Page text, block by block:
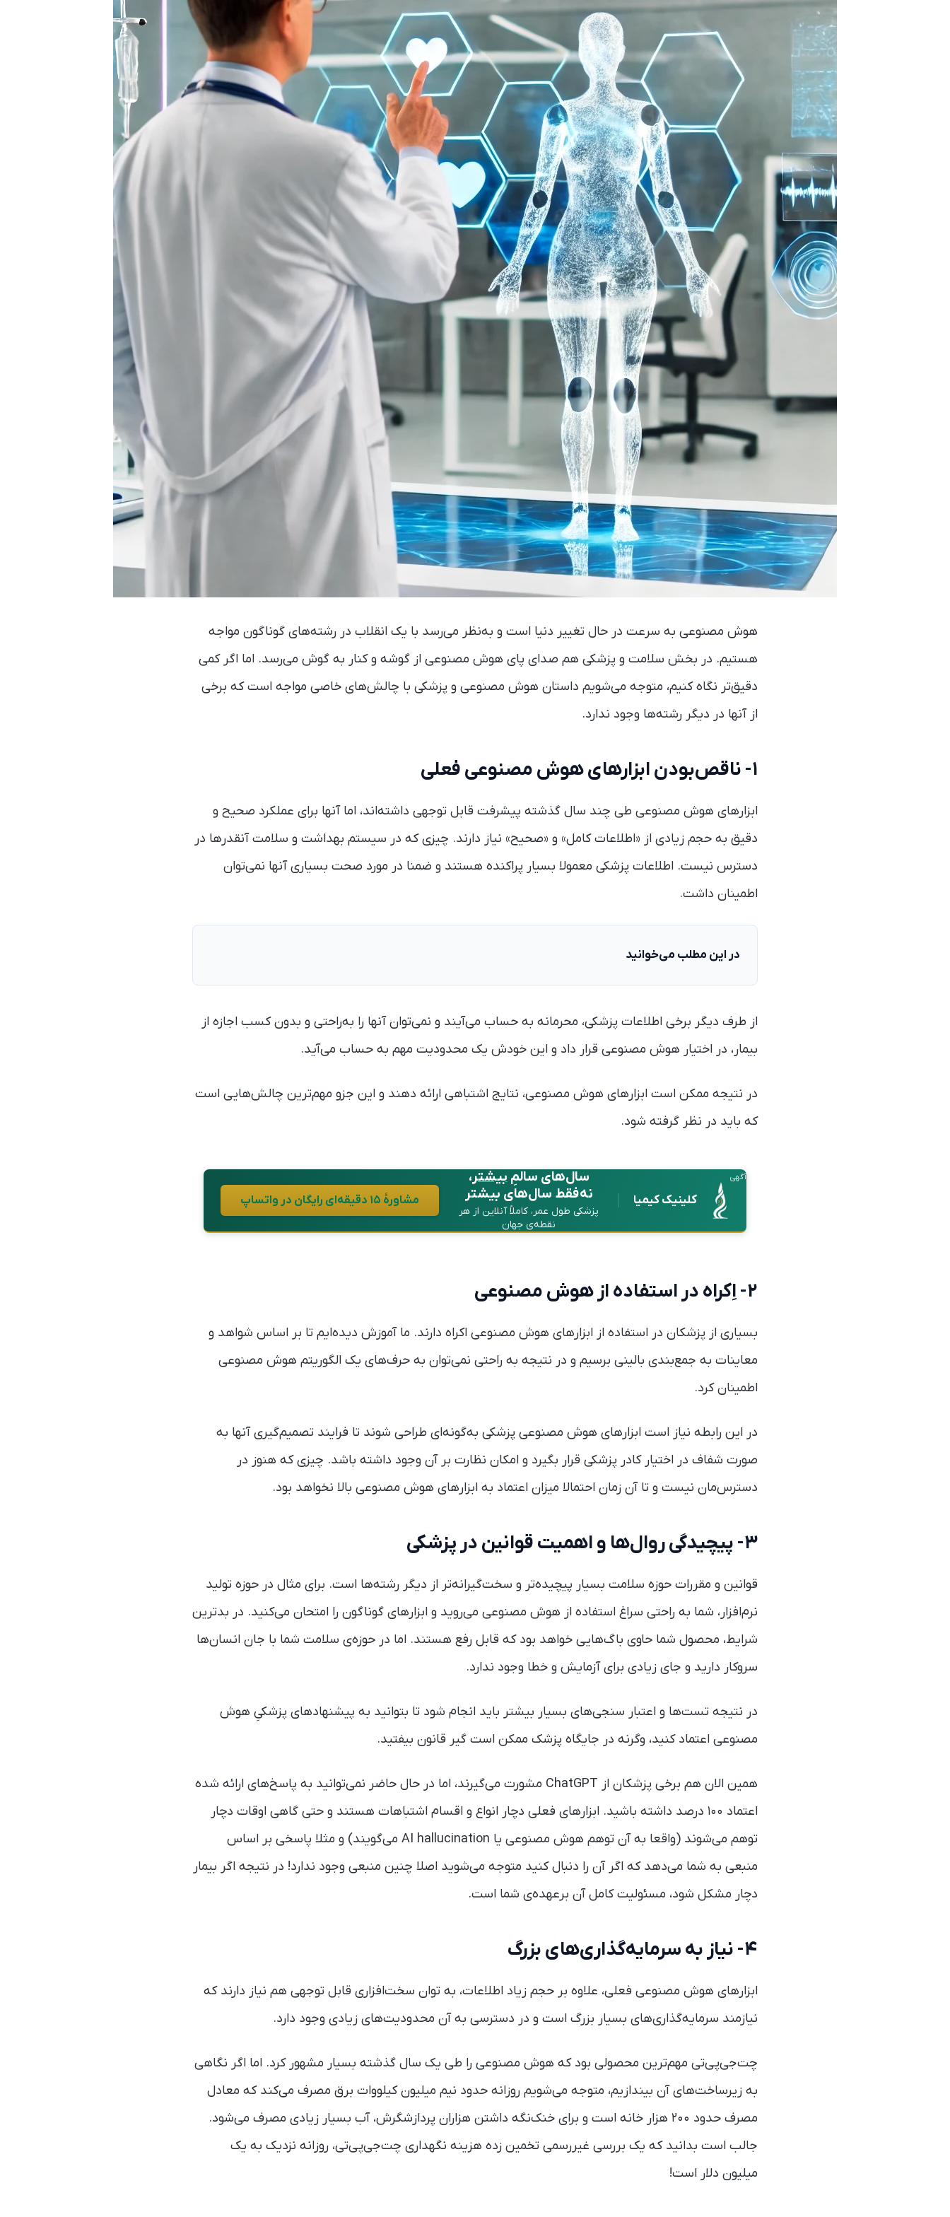
هوش مصنوعی به سرعت در حال تغییر دنیا است و به‌نظر می‌رسد با یک انقلاب در رشته‌های گوناگون مواجه
هستیم. در بخش سلامت و پزشکی هم صدای پای هوش مصنوعی از گوشه و کنار به گوش می‌رسد. اما اگر کمی
دقیق‌تر نگاه کنیم، متوجه می‌شویم داستان هوش مصنوعی و پزشکی با چالش‌های خاصی مواجه است که برخی
از آنها در دیگر رشته‌ها وجود ندارد.
۱- ناقص‌بودن ابزارهای هوش مصنوعی فعلی
ابزارهای هوش مصنوعی طی چند سال گذشته پیشرفت‌ قابل توجهی داشته‌اند، اما آنها برای عملکرد صحیح و
دقیق به حجم زیادی از «اطلاعات کامل» و «صحیح» نیاز دارند. چیزی که در سیستم بهداشت و سلامت آنقدرها در
دسترس نیست. اطلاعات پزشکی معمولا بسیار پراکنده هستند و ضمنا در مورد صحت بسیاری آنها نمی‌توان
اطمینان داشت.
در این مطلب می‌خوانید
از طرف دیگر برخی اطلاعات پزشکی، محرمانه به حساب می‌آیند و نمی‌توان آنها را به‌راحتی و بدون کسب اجازه از
بیمار، در اختیار هوش مصنوعی قرار داد و این خودش یک محدودیت مهم به‌ حساب می‌آید.
در نتیجه ممکن است ابزارهای هوش مصنوعی، نتایج اشتباهی ارائه دهند و این جزو مهم‌ترین چالش‌هایی است
که باید در نظر گرفته شود.
آگهی
کلینیک کیمیا
سال‌های سالمِبیشتر،
نه فقط سال‌های بیشتر
پزشکی طول عمر، کاملاً آنلاین از هر
نقطه‌ی جهان
مشاورهٔ ۱۵ دقیقه‌ای رایگان در واتساپ
۲- اِکراه در استفاده از هوش مصنوعی
بسیاری از پزشکان در استفاده از ابزارهای هوش مصنوعی اکراه دارند. ما آموزش دیده‌ایم تا بر اساس شواهد و
معاینات به جمع‌بندی بالینی برسیم و در نتیجه به راحتی نمی‌توان به حرف‌های یک الگوریتم هوش مصنوعی
اطمینان کرد.
در این رابطه نیاز است ابزارهای هوش مصنوعی پزشکی به‌گونه‌ای طراحی شوند تا فرایند تصمیم‌گیری آنها به
صورت شفاف در اختیار کادر پزشکی قرار بگیرد و امکان نظارت بر آن وجود داشته باشد. چیزی که هنوز در
دسترس‌مان نیست و تا آن زمان احتمالا میزان اعتماد به ابزارهای هوش مصنوعی بالا نخواهد بود.
۳- پیچیدگی روال‌ها و اهمیت قوانین در پزشکی
قوانین و مقررات حوزه سلامت بسیار پیچیده‌تر و سخت‌گیرانه‌تر از دیگر رشته‌ها است. برای مثال در حوزه تولید
نرم‌افزار، شما به راحتی سراغ استفاده از هوش مصنوعی می‌روید و ابزارهای گوناگون را امتحان می‌کنید. در بدترین
شرایط، محصول شما حاوی باگ‌هایی خواهد بود که قابل رفع هستند. اما در حوزه‌ی سلامت شما با جان انسان‌ها
سروکار دارید و جای زیادی برای آزمایش و خطا وجود ندارد.
در نتیجه تست‌ها و اعتبار سنجی‌های بسیار بیشتر باید انجام شود تا بتوانید به پیشنهادهای پزشکیِ هوش
مصنوعی اعتماد کنید، وگرنه در جایگاه پزشک ممکن است گیر قانون بیفتید.
همین الان هم برخی پزشکان از ChatGPT مشورت می‌گیرند، اما در حال حاضر نمی‌توانید به پاسخ‌های ارائه شده
اعتماد ۱۰۰ درصد داشته باشید. ابزارهای فعلی دچار انواع و اقسام اشتباهات هستند و حتی گاهی اوقات دچار
توهم می‌شوند (واقعا به آن توهم هوش مصنوعی یا AI hallucination می‌گویند) و مثلا پاسخی بر اساس
منبعی به شما می‌دهد که اگر آن را دنبال کنید متوجه می‌شوید اصلا چنین منبعی وجود ندارد! در نتیجه اگر بیمار
دچار مشکل شود، مسئولیت کامل آن برعهده‌ی شما است.
۴- نیاز به سرمایه‌گذاری‌های بزرگ
ابزارهای هوش مصنوعی فعلی، علاوه بر حجم زیاد اطلاعات، به توان سخت‌افزاری قابل توجهی هم نیاز دارند که
نیازمند سرمایه‌گذاری‌های بسیار بزرگ است و در دسترسی به آن محدودیت‌های زیادی وجود دارد.
چت‌جی‌پی‌تی مهم‌ترین محصولی بود که هوش مصنوعی را طی یک سال گذشته بسیار مشهور کرد. اما اگر نگاهی
به زیرساخت‌های آن بیندازیم، متوجه می‌شویم روزانه حدود نیم میلیون کیلووات برق مصرف می‌کند که معادل
مصرف حدود ۲۰۰ هزار خانه است و برای خنک‌نگه داشتن هزاران پردازشگرش، آب بسیار زیادی مصرف می‌شود.
جالب است بدانید که یک بررسی غیررسمی تخمین زده هزینه نگهداری چت‌جی‌پی‌تی، روزانه نزدیک به یک
میلیون دلار است!